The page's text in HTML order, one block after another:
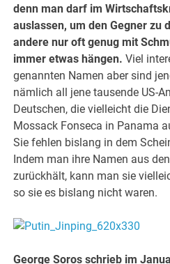
denn man darf im
auslassen, um den Gegner zu
andere nur oft genug mit
immer etwas hängen. Viel
genannten Namen aber sind
nämlich all jene tausende US-
Deutschen, die vielleicht die
Mossack Fonseca in Panama
Sie fehlen bislang in dem
Indem man ihre Namen aus
zurückhält, kann man sie
so sie es bislang nicht waren.
George Soros schrieb im